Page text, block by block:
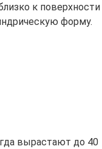
к поверхности
форму.
вырастают до 40